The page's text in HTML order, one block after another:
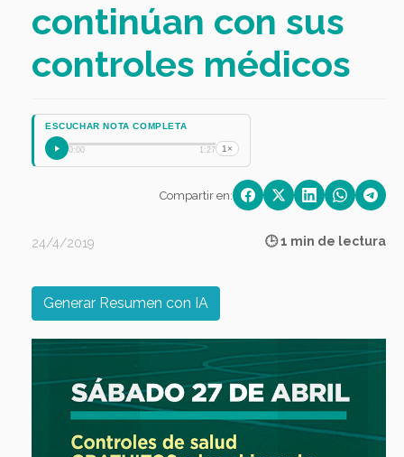
continúan con sus
controles médicos
ESCUCHAR NOTA COMPLETA
0:00 1:27 1×
Compartir en:
24/4/2019 🕒 1 min de lectura
Generar Resumen con IA